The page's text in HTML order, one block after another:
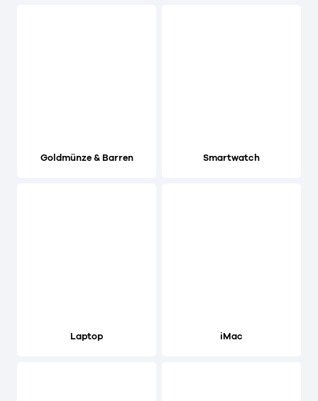
Goldmünze & Barren Smartwatch
Laptop iMac